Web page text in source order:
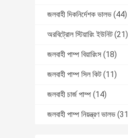
জলবাহী দিকনির্দেশক ভালভ (44)
অরবিট্রোল স্টিয়ারিং ইউনিট (21)
জলবাহী পাম্প বিয়ারিংস (18)
জলবাহী পাম্প সিল কিট (11)
জলবাহী চার্জ পাম্প (14)
জলবাহী পাম্প নিয়ন্ত্রণ ভালভ